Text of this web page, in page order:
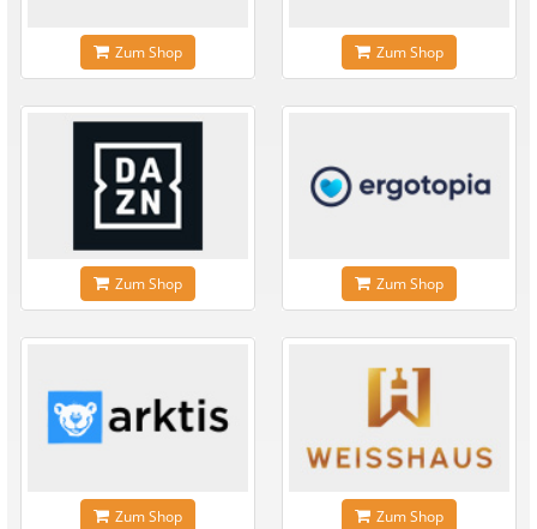
Zum Shop Zum Shop
Zum Shop Zum Shop
Zum Shop Zum Shop